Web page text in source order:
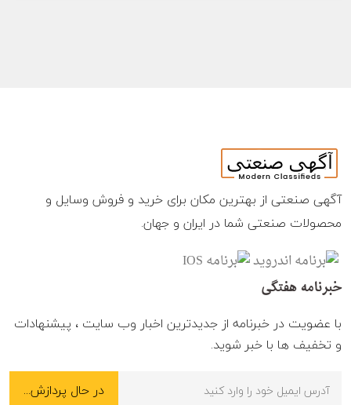
آگهی صنعتی از بهترین مکان برای خرید و فروش وسایل و
محصولات صنعتی شما در ایران و جهان.
خبرنامه هفتگی
با عضویت در خبرنامه از جدیدترین اخبار وب سایت ، پیشنهادات
و تخفیف ها با خبر شوید.